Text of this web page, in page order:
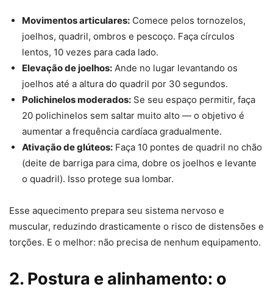
Movimentos articulares: Comece pelos tornozelos,
joelhos, quadril, ombros e pescoço. Faça círculos
lentos, 10 vezes para cada lado.
Elevação de joelhos: Ande no lugar levantando os
joelhos até a altura do quadril por 30 segundos.
Polichinelos moderados: Se seu espaço permitir, faça
20 polichinelos sem saltar muito alto — o objetivo é
aumentar a frequência cardíaca gradualmente.
Ativação de glúteos: Faça 10 pontes de quadril no chão
(deite de barriga para cima, dobre os joelhos e levante
o quadril). Isso protege sua lombar.
Esse aquecimento prepara seu sistema nervoso e
muscular, reduzindo drasticamente o risco de distensões e
torções. E o melhor: não precisa de nenhum equipamento.
2. Postura e alinhamento: o